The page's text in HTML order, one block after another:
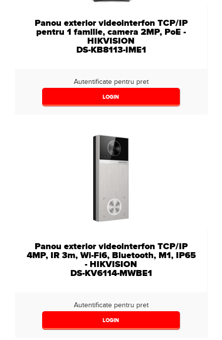
Panou exterior videointerfon TCP/IP
pentru 1 familie, camera 2MP, PoE -
HIKVISION
DS-KB8113-IME1
Autentificate pentru pret
LOGIN
Panou exterior videointerfon TCP/IP
4MP, IR 3m, Wi-Fi6, Bluetooth, M1, IP65
- HIKVISION
DS-KV6114-MWBE1
Autentificate pentru pret
LOGIN